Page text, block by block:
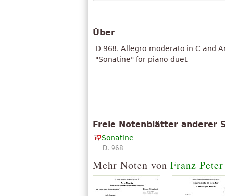
Über
D 968. Allegro moderato in C and
"Sonatine" for piano duet.
Freie Notenblätter anderer
Sonatine
D. 968
Mehr Noten von Franz